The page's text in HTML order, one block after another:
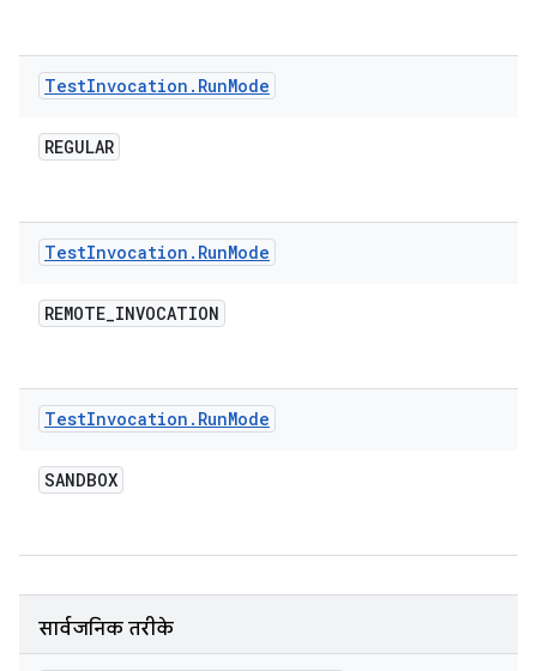
TestInvocation . RunMode
REGULAR
TestInvocation . RunMode
REMOTE_INVOCATION
TestInvocation . RunMode
SANDBOX
सार्वजनिक तरीके